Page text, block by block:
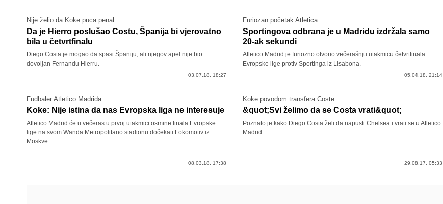
Nije želio da Koke puca penal
Da je Hierro poslušao Costu, Španija bi vjerovatno
bila u četvrtfinalu
Diego Costa je mogao da spasi Španiju, ali njegov apel nije bio
dovoljan Fernandu Hierru.
03.07.18. 18:27
Furiozan početak Atletica
Sportingova odbrana je u Madridu izdržala samo
20-ak sekundi
Atletico Madrid je furiozno otvorio večerašnju utakmicu četvrtfinala
Evropske lige protiv Sportinga iz Lisabona.
05.04.18. 21:14
Fudbaler Atletico Madrida
Koke: Nije istina da nas Evropska liga ne interesuje
Atletico Madrid će u večeras u prvoj utakmici osmine finala Evropske
lige na svom Wanda Metropolitano stadionu dočekati Lokomotiv iz
Moskve.
08.03.18. 17:38
Koke povodom transfera Coste
&quot;Svi želimo da se Costa vrati&quot;
Poznato je kako Diego Costa želi da napusti Chelsea i vrati se u Atletico
Madrid.
29.08.17. 05:33